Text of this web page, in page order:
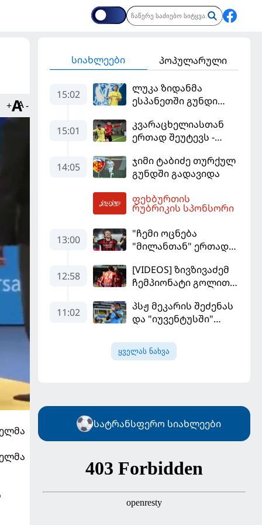
+ -
სიახლეები პოპულარული
15:02
ლუკა ზიდანმა
ესპანეთში გუნდი
15:01
კვარაცხელიასთან
ერთად შეუტევს -
მალე პსჟ-ს
ფეხბურთელი
14:05
ჯიმი ტაბიძე თურქულ
გუნდში გადავიდა
ფეხბურთის
რუბრიკის სპონსორი
13:00
"ჩემი ოცნება
"მილანთან" ერთად
მოდრიჩმა
"როსონერიში" თავის
12:58
[VIDEOS] ზივზივაძემ
ჩემპიონატი გოლით,
გამარჯვებით დაიწყო
11:02
პსჟ მეკარის შეძენას
და "იუვენტუსში"
აპირებს
ყველას ნახვა
სატრანსფერო სიახლეები